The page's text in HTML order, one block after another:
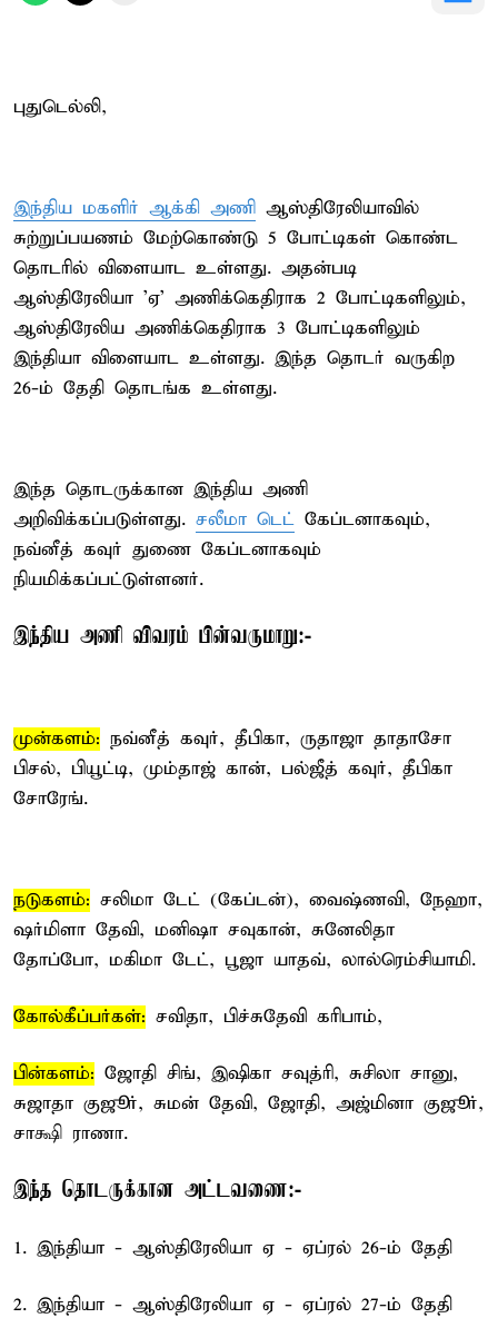
புதுடெல்லி,
இந்திய மகளிர் ஆக்கி அணி ஆஸ்திரேலியாவில்
சுற்றுப்பயணம் மேற்கொண்டு 5 போட்டிகள் கொண்ட
தொடரில் விளையாட உள்ளது. அதன்படி
ஆஸ்திரேலியா 'ஏ' அணிக்கெதிராக 2 போட்டிகளிலும்,
ஆஸ்திரேலிய அணிக்கெதிராக 3 போட்டிகளிலும்
இந்தியா விளையாட உள்ளது. இந்த தொடர் வருகிற
26-ம் தேதி தொடங்க உள்ளது.
இந்த தொடருக்கான இந்திய அணி
அறிவிக்கப்படுள்ளது. சலீமா டெட் கேப்டனாகவும்,
நவ்னீத் கவுர் துணை கேப்டனாகவும்
நியமிக்கப்பட்டுள்ளனர்.
இந்திய அணி விவரம் பின்வருமாறு:-
முன்களம்: நவ்னீத் கவுர், தீபிகா, ருதாஜா தாதாசோ
பிசல், பியூட்டி, மும்தாஜ் கான், பல்ஜீத் கவுர், தீபிகா
சோரேங்.
நடுகளம்: சலிமா டேட் (கேப்டன்), வைஷ்ணவி, நேஹா,
ஷர்மிளா தேவி, மனிஷா சவுகான், சுனேலிதா
தோப்போ, மகிமா டேட், பூஜா யாதவ், லால்ரெம்சியாமி.
கோல்கீப்பர்கள்: சவிதா, பிச்சுதேவி கரிபாம்,
பின்களம்: ஜோதி சிங், இஷிகா சவுத்ரி, சுசிலா சானு,
சுஜாதா குஜூர், சுமன் தேவி, ஜோதி, அஜ்மினா குஜூர்,
சாக்ஷி ராணா.
இந்த தொடருக்கான அட்டவணை:-
1. இந்தியா - ஆஸ்திரேலியா ஏ - ஏப்ரல் 26-ம் தேதி
2. இந்தியா - ஆஸ்திரேலியா ஏ - ஏப்ரல் 27-ம் தேதி